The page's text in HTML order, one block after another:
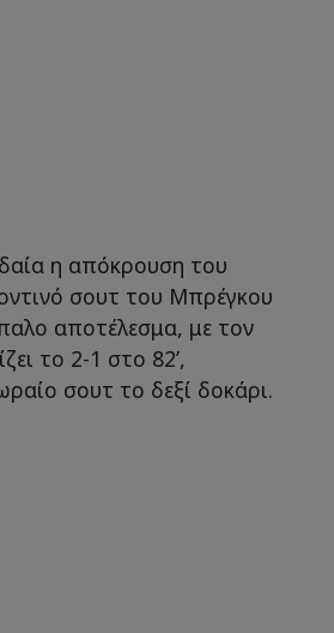
η απόκρουση του
σουτ του Μπρέγκου
αποτέλεσμα, με τον
το 2-1 στο 82’,
σουτ το δεξί δοκάρι.